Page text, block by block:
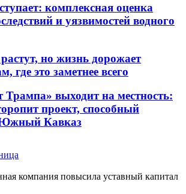
комплексная оценка
и уязвимостей водного
но жизнь дорожает
где это заметнее всего
выходит на местность:
проект, способный
Южный Кавказ
компания повысила уставный капитал